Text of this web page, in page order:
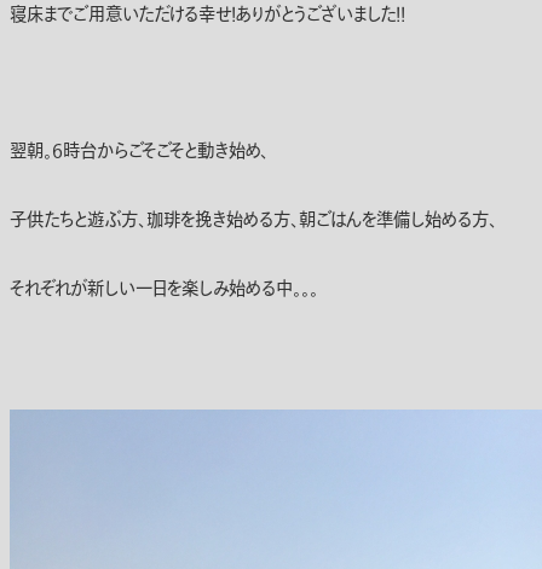
寝床までご用意いただける幸せ！ありがとうございました！！
翌朝。6時台からごそごそと動き始め、
子供たちと遊ぶ方、珈琲を挽き始める方、朝ごはんを準備し始める方、
それぞれが新しい一日を楽しみ始める中。。。